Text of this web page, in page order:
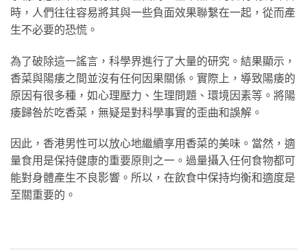
時，人們往往容易將其與一些負面效果聯繫在一起，從而產
生不必要的恐慌。
為了破除這一謠言，科學界進行了大量的研究。結果顯示，
香菜與陽痿之間並沒有任何因果關係。實際上，導致陽痿的
原因有很多種，如心理壓力、生理問題、環境因素等。將陽
痿歸咎於吃香菜，無疑是對科學事實的歪曲和誤解。
因此，香港男性可以放心地繼續享用香菜的美味。當然，適
量食用是保持健康的重要原則之一。過量攝入任何食物都可
能對身體產生不良影響。所以，在飲食中保持均衡和適度是
至關重要的。